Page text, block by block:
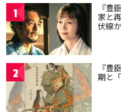
1 『豊
家と
伏線
2 『豊
期と